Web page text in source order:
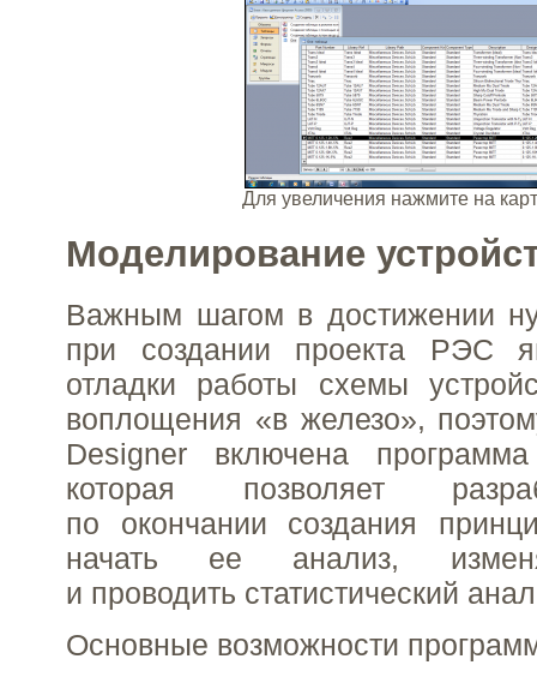
Для увеличения нажмите на
Моделирование
Важным шагом в достижении
при создании проекта РЭС
отладки работы схемы
воплощения «в железо»,
Designer включена
которая позволяет
по окончании создания
начать ее анализ,
и проводить статистический
Основные возможности